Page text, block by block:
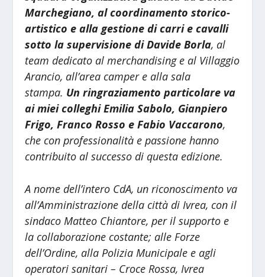
Marchegiano, al coordinamento storico-
artistico e alla gestione di carri e cavalli
sotto la supervisione di Davide Borla, al
team dedicato al merchandising e al Villaggio
Arancio, all’area camper e alla sala
stampa. Un ringraziamento particolare va
ai miei colleghi Emilia Sabolo, Gianpiero
Frigo, Franco Rosso e Fabio Vaccarono,
che con professionalità e passione hanno
contribuito al successo di questa edizione.
A nome dell’intero CdA, un riconoscimento va
all’Amministrazione della città di Ivrea, con il
sindaco Matteo Chiantore, per il supporto e
la collaborazione costante; alle Forze
dell’Ordine, alla Polizia Municipale e agli
operatori sanitari – Croce Rossa, Ivrea